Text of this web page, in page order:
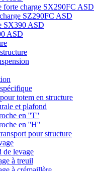
forte charge SX290FC ASD
SZ290FC ASD
SX390 ASD
ASD
totem en structure
et plafond
en ''T''
en ''H''
pour structure
de levage
à treuil